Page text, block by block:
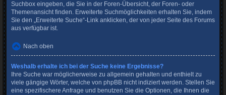
Suchbox eingeben, die Sie in der Foren-Übersicht, der Foren- oder
Themenansicht finden. Erweiterte Suchmöglichkeiten erhalten Sie, indem
Sie den „Erweiterte Suche“-Link anklicken, der von jeder Seite des Forums
aus verfügbar ist.
Nach oben
Weshalb erhalte ich bei der Suche keine Ergebnisse?
Ihre Suche war möglicherweise zu allgemein gehalten und enthielt zu
viele gängige Wörter, welche von phpBB nicht indiziert werden. Stellen Sie
eine spezifischere Anfrage und benutzen Sie die Optionen, die Ihnen die